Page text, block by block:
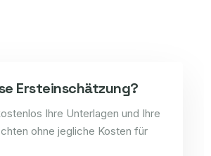
Ersteinschätzung?
Ihre Unterlagen und Ihre
ohne jegliche Kosten für